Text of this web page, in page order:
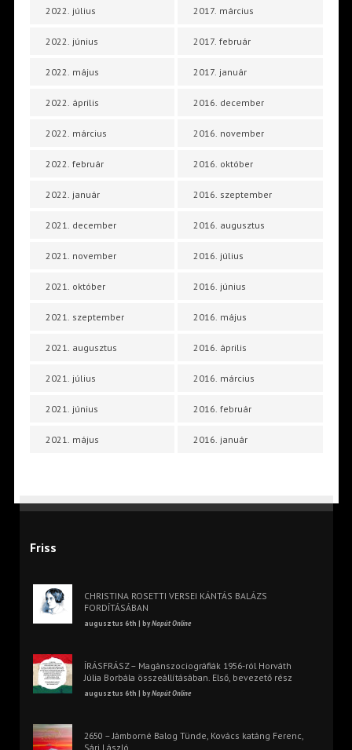
2022. július
2022. június
2022. május
2022. április
2022. március
2022. február
2022. január
2021. december
2021. november
2021. október
2021. szeptember
2021. augusztus
2021. július
2021. június
2021. május
2017. március
2017. február
2017. január
2016. december
2016. november
2016. október
2016. szeptember
2016. augusztus
2016. július
2016. június
2016. május
2016. április
2016. március
2016. február
2016. január
Friss
CHRISTINA ROSETTI VERSEI KÁNTÁS BALÁZS
FORDÍTÁSÁBAN
augusztus 6th | byNapút Online
ÍRÁSFRÁSZ – Magánszociográfiák 1956-ról Horváth
Júlia Borbála összeállításában. Első, bevezető rész
augusztus 6th | byNapút Online
2650 – Jámborné Balog Tünde, Kovács katáng Ferenc,
Sári László